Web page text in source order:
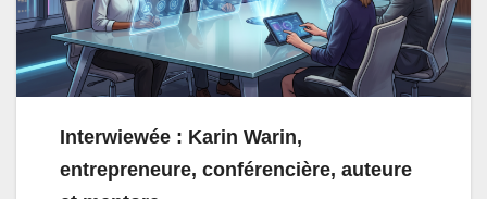
Interwiewée : Karin Warin,
entrepreneure, conférencière, auteure